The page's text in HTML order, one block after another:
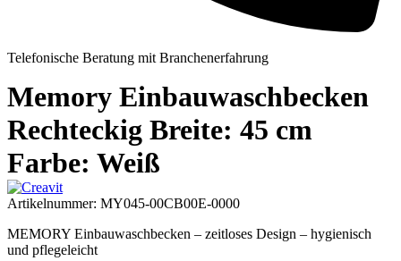
Telefonische Beratung mit Branchenerfahrung
Memory Einbauwaschbecken
Rechteckig Breite: 45 cm
Farbe: Weiß
Artikelnummer: MY045-00CB00E-0000
MEMORY Einbauwaschbecken – zeitloses Design – hygienisch
und pflegeleicht